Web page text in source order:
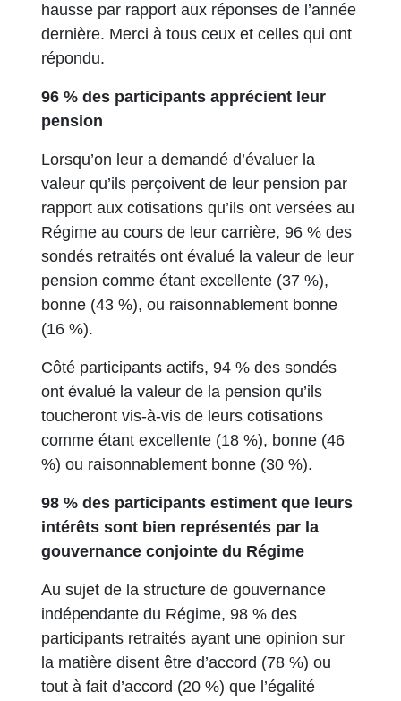
hausse par rapport aux réponses de l’année
dernière. Merci à tous ceux et celles qui ont
répondu.
96 % des participants apprécient leur
pension
Lorsqu’on leur a demandé d’évaluer la
valeur qu’ils perçoivent de leur pension par
rapport aux cotisations qu’ils ont versées au
Régime au cours de leur carrière, 96 % des
sondés retraités ont évalué la valeur de leur
pension comme étant excellente (37 %),
bonne (43 %), ou raisonnablement bonne
(16 %).
Côté participants actifs, 94 % des sondés
ont évalué la valeur de la pension qu’ils
toucheront vis-à-vis de leurs cotisations
comme étant excellente (18 %), bonne (46
%) ou raisonnablement bonne (30 %).
98 % des participants estiment que leurs
intérêts sont bien représentés par la
gouvernance conjointe du Régime
Au sujet de la structure de gouvernance
indépendante du Régime, 98 % des
participants retraités ayant une opinion sur
la matière disent être d’accord (78 %) ou
tout à fait d’accord (20 %) que l’égalité